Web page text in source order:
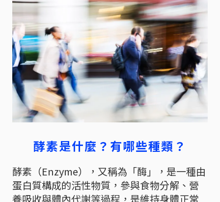
酵素是什麼？有哪些種類？
酵素（Enzyme），又稱為「酶」，是一種由
蛋白質構成的活性物質，參與食物分解、營
養吸收與體內代謝等過程，是維持身體正常